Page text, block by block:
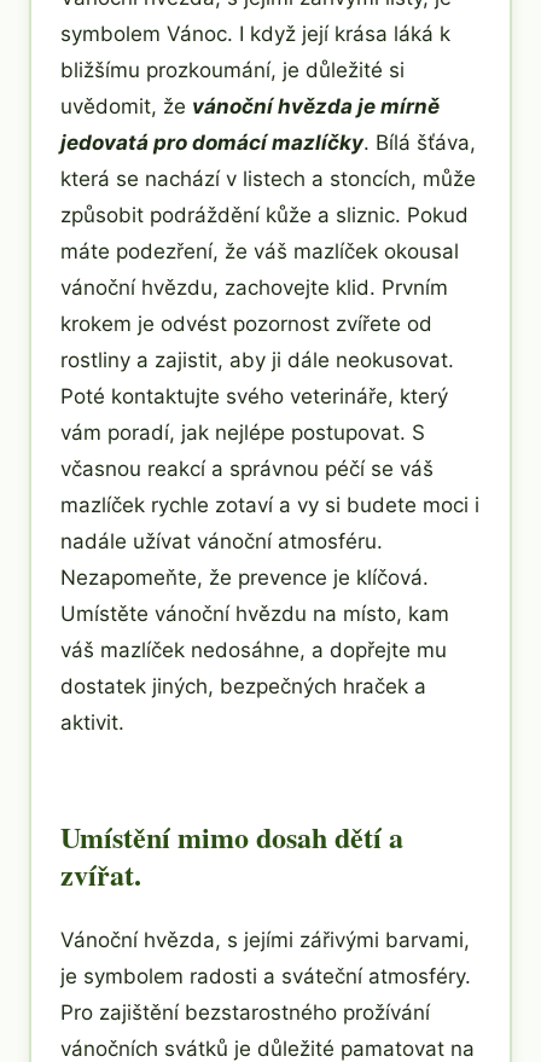
symbolem Vánoc. I když její krása láká k
bližšímu prozkoumání, je důležité si
uvědomit, že vánoční hvězda je mírně
jedovatá pro domácí mazlíčky. Bílá šťáva,
která se nachází v listech a stoncích, může
způsobit podráždění kůže a sliznic. Pokud
máte podezření, že váš mazlíček okousal
vánoční hvězdu, zachovejte klid. Prvním
krokem je odvést pozornost zvířete od
rostliny a zajistit, aby ji dále neokusovat.
Poté kontaktujte svého veterináře, který
vám poradí, jak nejlépe postupovat. S
včasnou reakcí a správnou péčí se váš
mazlíček rychle zotaví a vy si budete moci i
nadále užívat vánoční atmosféru.
Nezapomeňte, že prevence je klíčová.
Umístěte vánoční hvězdu na místo, kam
váš mazlíček nedosáhne, a dopřejte mu
dostatek jiných, bezpečných hraček a
aktivit.
Umístění mimo dosah dětí a
zvířat.
Vánoční hvězda, s jejími zářivými barvami,
je symbolem radosti a sváteční atmosféry.
Pro zajištění bezstarostného prožívání
vánočních svátků je důležité pamatovat na